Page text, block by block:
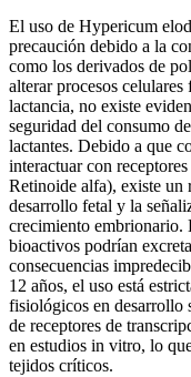
El uso de Hypericum
precaución debido a la
como los derivados de
alterar procesos
lactancia, no existe
seguridad del consumo
lactantes. Debido a que
interactuar con
Retinoide alfa), existe un
desarrollo fetal y la
crecimiento embrionario.
bioactivos podrían
consecuencias
12 años, el uso está
fisiológicos en desarrollo
de receptores de
en estudios in vitro, lo
tejidos críticos.